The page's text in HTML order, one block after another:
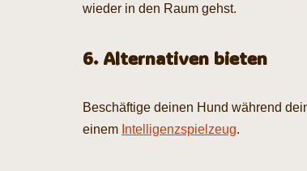
wieder in den Raum gehst.
6. Alternativen bieten
Beschäftige deinen Hund während
einem Intelligenzspielzeug.